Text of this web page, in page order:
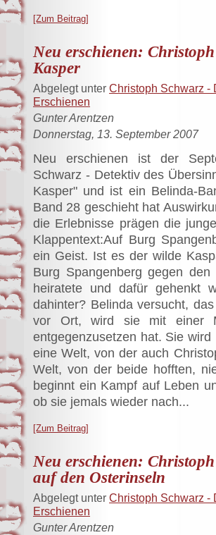
[Zum Beitrag]
Neu erschienen:
Kasper
Abgelegt unter Christoph Schwarz -
Erschienen
Gunter Arentzen
Donnerstag, 13. September 2007
Neu erschienen ist der
Schwarz - Detektiv des
Kasper" und ist ein Belinda-
Band 28 geschieht hat
die Erlebnisse prägen die
Klappentext:Auf Burg
ein Geist. Ist es der wilde
Burg Spangenberg gegen
heiratete und dafür gehenkt
dahinter? Belinda versucht,
vor Ort, wird sie mit einer
entgegenzusetzen hat. Sie
eine Welt, von der auch
Welt, von der beide hofften,
beginnt ein Kampf auf Leben
ob sie jemals wieder nach...
[Zum Beitrag]
Neu erschienen:
auf den Osterinseln
Abgelegt unter Christoph Schwarz -
Erschienen
Gunter Arentzen